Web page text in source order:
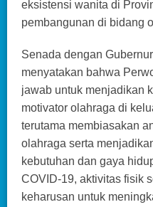
eksistensi wanita di
pembangunan di bidang
Senada dengan
menyatakan bahwa
jawab untuk menjadikan
motivator olahraga di
terutama membiasakan
olahraga serta
kebutuhan dan gaya
COVID-19, aktivitas fisik
keharusan untuk